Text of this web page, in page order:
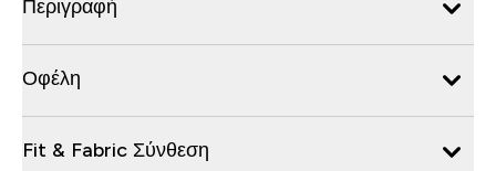
Περιγραφή
Οφέλη
Fit & Fabric Σύνθεση